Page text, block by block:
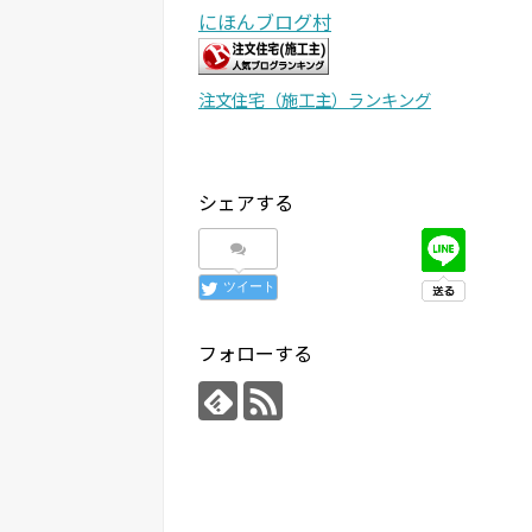
にほんブログ村
注文住宅（施工主）ランキング
シェアする
ツイート
フォローする